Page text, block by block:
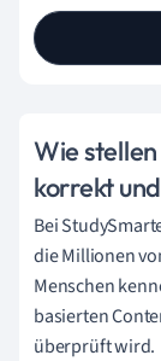
Wie
korrekt
Bei
die Millionen
Menschen
basierten
überprüft wird.